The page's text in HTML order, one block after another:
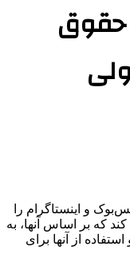
حقوق
و اینستاگرام را
که بر اساس آنها، به
از آنها برای